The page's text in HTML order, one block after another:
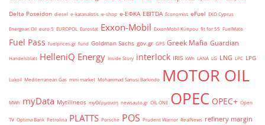
Delta Poseidon diesel e-katanalotis e-shop e-ΕΦΚΑ EBITDA Economist eFuel EKO Cyprus
Energean Oil euro 5 EUROPOL Eurostat Exxon-Mobil ExxonMobil Κύπρου fit for 55 FuelMate
Fuel Pass fuelprices.gr fund Goldman Sachs gov.gr GPS Greek Mafia Guardian
Handelsblatt HelleniQ Energy Inside Story interlock IRIS kWh LANA LG LNG LPC LPG
Lukoil Mediterranean Gas mini market Mohammad Sanusi Barkindo MOTOR OIL
MWh myData Mytilineos myΘέρμανση newsauto.gr OIL ONE OPEC OPEC+ Open
TV Optima Bank Petrolina PLATTS Porsche POS Prudent Warrior RealNews refinery margin